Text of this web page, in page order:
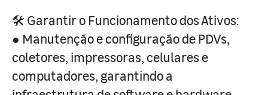
🛠️ Garantir o Funcionamento dos Ativos:
● Manutenção e configuração de PDVs,
coletores, impressoras, celulares e
computadores, garantindo a